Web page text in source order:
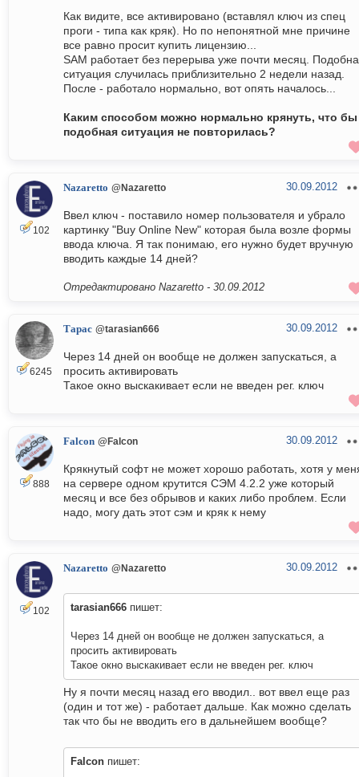
Как видите, все активировано (вставлял ключ из спец
проги - типа как кряк). Но по непонятной мне причине
все равно просит купить лицензию...
SAM работает без перерыва уже почти месяц.
ситуация случилась приблизительно 2 недели назад.
После - работало нормально, вот опять началось...
Каким способом можно нормально крянуть, что бы
подобная ситуация не повторилась?
102
Nazaretto @Nazaretto 30.09.2012
Ввел ключ - поставило номер пользователя и убрало
картинку "Buy Online New" которая была возле формы
ввода ключа. Я так понимаю, его нужно будет вручную
вводить каждые 14 дней?
Отредактировано Nazaretto - 30.09.2012
6245
Тарас @tarasian666 30.09.2012
Через 14 дней он вообще не должен запускаться, а
просить активировать
Такое окно выскакивает если не введен рег. ключ
888
Falcon @Falcon 30.09.2012
Крякнутый софт не может хорошо работать, хотя у
на сервере одном крутится СЭМ 4.2.2 уже который
месяц и все без обрывов и каких либо проблем. Если
надо, могу дать этот сэм и кряк к нему
102
Nazaretto @Nazaretto 30.09.2012
tarasian666 пишет:
Через 14 дней он вообще не должен запускаться, а
просить активировать
Такое окно выскакивает если не введен рег. ключ
Ну я почти месяц назад его вводил.. вот ввел еще раз
(один и тот же) - работает дальше. Как можно сделать
так что бы не вводить его в дальнейшем вообще?
Falcon пишет: